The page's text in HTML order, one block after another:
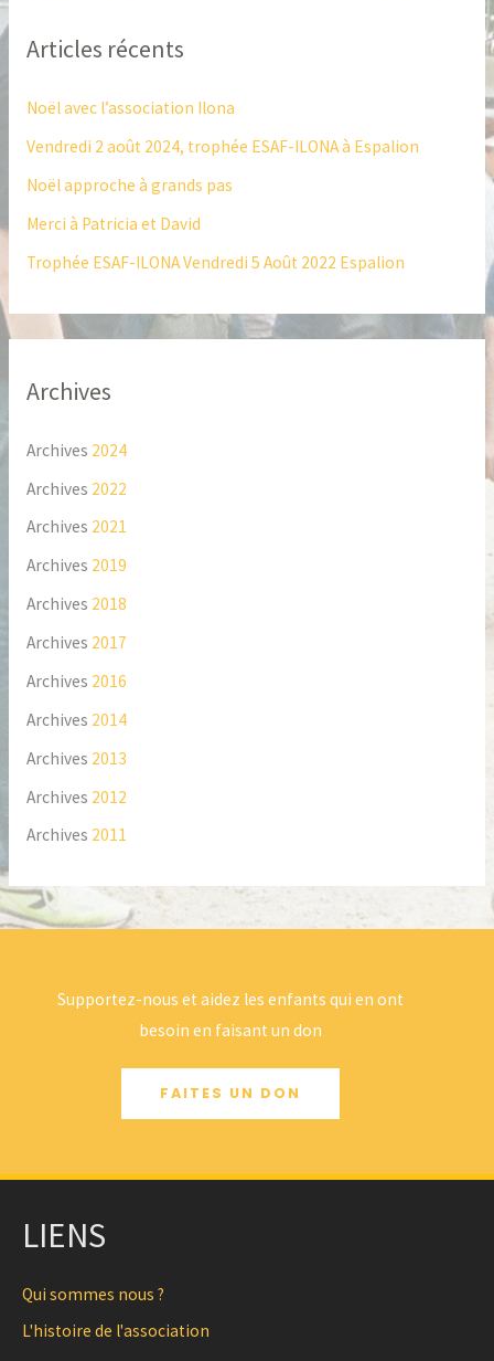
e
h
e
r
Articles récents
Noël avec l’association Ilona
Vendredi 2 août 2024, trophée ESAF-ILONA à Espalion
Noël approche à grands pas
Merci à Patricia et David
Trophée ESAF-ILONA Vendredi 5 Août 2022 Espalion
Archives
Archives 2024
Archives 2022
Archives 2021
Archives 2019
Archives 2018
Archives 2017
Archives 2016
Archives 2014
Archives 2013
Archives 2012
Archives 2011
Supportez-nous et aidez les enfants qui en ont
besoin en faisant un don
FAITES UN DON
LIENS
Qui sommes nous ?
L'histoire de l'association